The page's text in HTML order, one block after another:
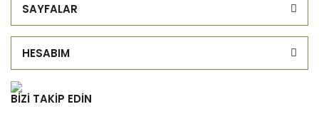
SAYFALAR
HESABIM
BİZİ TAKİP EDİN